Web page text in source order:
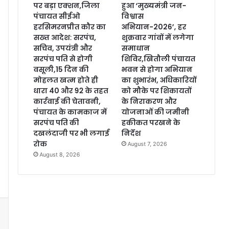
पर बड़ा एक्शन,जिला
पंचायत सीईओ
हरसिमरनप्रीत कौर का
सख्त आदेश: सरपंच,
सचिव, उपयंत्री और
सरपंच पति से होगी
वसूली,15 दिन की
मोहलत खत्म होते ही
धारा 40 और 92 के तहत
कार्रवाई की चेतावनी,
पंचायत के कामकाज में
सरपंच पति की
दखलंदाजी पर भी लगाई
रोक
August 8, 2026
हुआ ‘मुख्यमंत्री जन-
विश्वास
अभियान-2026’, हर
शुक्रवार गांवों में लगेगा
समाधान
शिविर,खितौली पंचायत
भवन से होगा अभियान
का शुभारंभ, अधिकारियों
को मौके पर शिकायतों
के निराकरण और
योजनाओं की जमीनी
हकीकत परखने के
निर्देश
August 7, 2026